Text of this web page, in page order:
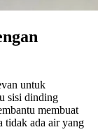
untuk
sisi dinding
membuat
tidak ada air yang